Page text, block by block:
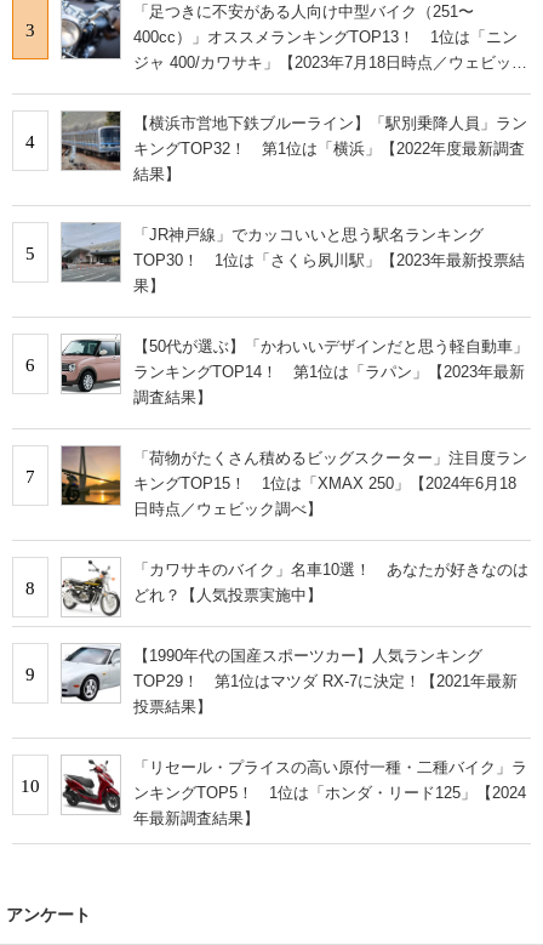
3
「足つきに不安がある人向け中型バイク（251〜
400cc）」オススメランキングTOP13！ 1位は「ニン
ジャ 400/カワサキ」【2023年7月18日時点／ウェビック
4
【横浜市営地下鉄ブルーライン】「駅別乗降人員」ラン
キングTOP32！ 第1位は「横浜」【2022年度最新調査
結果】
5
「JR神戸線」でカッコいいと思う駅名ランキング
TOP30！ 1位は「さくら夙川駅」【2023年最新投票結
果】
6
【50代が選ぶ】「かわいいデザインだと思う軽自動車」
ランキングTOP14！ 第1位は「ラパン」【2023年最新
調査結果】
7
「荷物がたくさん積めるビッグスクーター」注目度ラン
キングTOP15！ 1位は「XMAX 250」【2024年6月18
日時点／ウェビック調べ】
8
「カワサキのバイク」名車10選！ あなたが好きなのは
どれ？【人気投票実施中】
9
【1990年代の国産スポーツカー】人気ランキング
TOP29！ 第1位はマツダ RX-7に決定！【2021年最新
投票結果】
10
「リセール・プライスの高い原付一種・二種バイク」ラ
ンキングTOP5！ 1位は「ホンダ・リード125」【2024
年最新調査結果】
アンケート